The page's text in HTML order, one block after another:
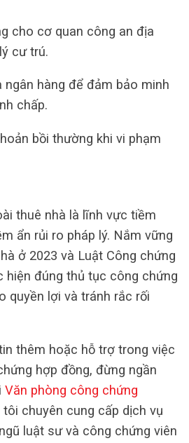
cho cơ quan công an địa
cư trú.
ngân hàng để đảm bảo minh
chấp.
bồi thường khi vi phạm
thuê nhà là lĩnh vực tiềm
ẩn rủi ro pháp lý. Nắm vững
ở 2023 và Luật Công chứng
hiện đúng thủ tục công chứng
quyền lợi và tránh rắc rối
thêm hoặc hỗ trợ trong việc
hợp đồng, đừng ngần
Văn phòng công chứng
tôi chuyên cung cấp dịch vụ
luật sư và công chứng viên